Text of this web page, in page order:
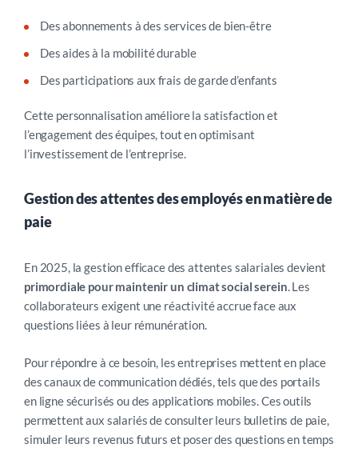
Des abonnements à des services de bien-être
Des aides à la mobilité durable
Des participations aux frais de garde d’enfants
Cette personnalisation améliore la satisfaction et
l’engagement des équipes, tout en optimisant
l’investissement de l’entreprise.
Gestion des attentes des employés en matière de
paie
En 2025, la gestion efficace des attentes salariales devient
primordiale pour maintenir un climat social serein. Les
collaborateurs exigent une réactivité accrue face aux
questions liées à leur rémunération.
Pour répondre à ce besoin, les entreprises mettent en place
des canaux de communication dédiés, tels que des portails
en ligne sécurisés ou des applications mobiles. Ces outils
permettent aux salariés de consulter leurs bulletins de paie,
simuler leurs revenus futurs et poser des questions en temps